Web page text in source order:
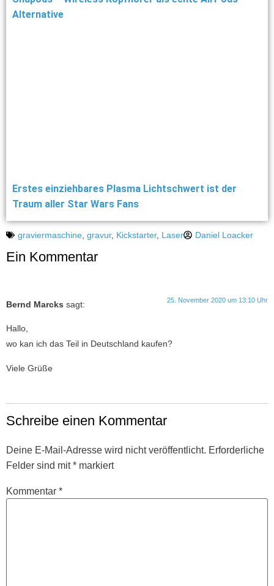
Alternative
Erstes einziehbares Plasma Lichtschwert ist der
Traum aller Star Wars Fans
graviermaschine gravur, Kickstarter, Laser Daniel Loacker
Ein Kommentar
Bernd Marcks sagt: 25. November 2020 um 13:10 Uhr
Hallo,
wo kan ich das Teil in Deutschland kaufen?
Viele Grüße
Schreibe einen Kommentar
Deine E-Mail-Adresse wird nicht veröffentlicht. Erforderliche
Felder sind mit* markiert
Kommentar *